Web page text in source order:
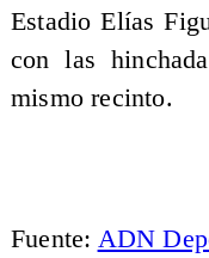
Estadio Elías
con las
mismo recinto.
Fuente: ADN